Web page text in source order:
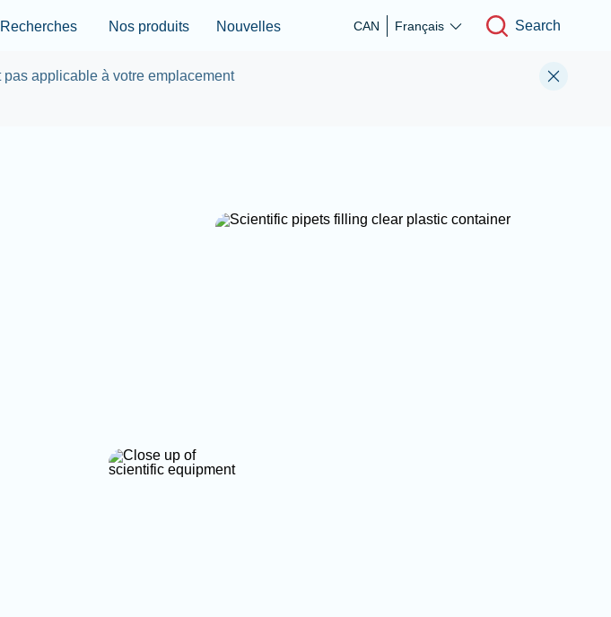
Skip to main content
Recherches Nos produits Nouvelles CAN Français Search
pas applicable à votre emplacement